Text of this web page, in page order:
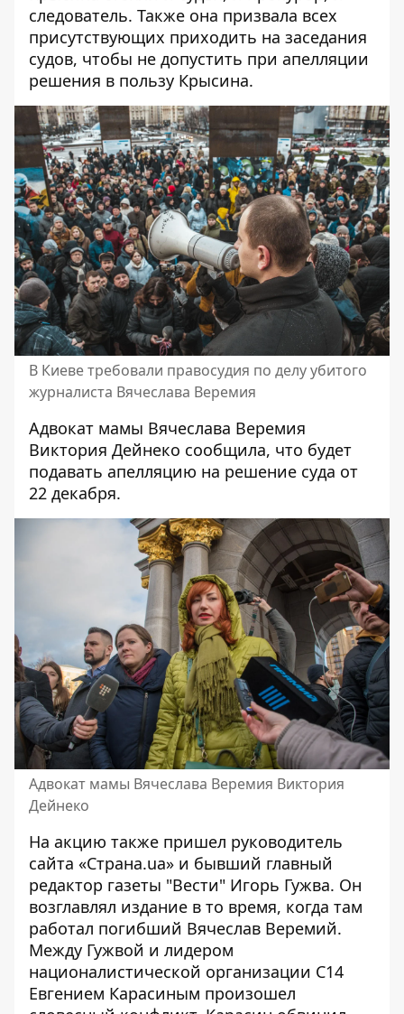
следователь. Также она призвала всех
присутствующих приходить на заседания
судов, чтобы не допустить при апелляции
решения в пользу Крысина.
В Киеве требовали правосудия по делу убитого
журналиста Вячеслава Веремия
Адвокат мамы Вячеслава Веремия
Виктория Дейнеко сообщила, что будет
подавать апелляцию на решение суда от
22 декабря.
Адвокат мамы Вячеслава Веремия Виктория
Дейнеко
На акцию также пришел руководитель
сайта «Страна.uа» и бывший главный
редактор газеты "Вести" Игорь Гужва. Он
возглавлял издание в то время, когда там
работал погибший Вячеслав Веремий.
Между Гужвой и лидером
националистической организации С14
Евгением Карасиным произошел